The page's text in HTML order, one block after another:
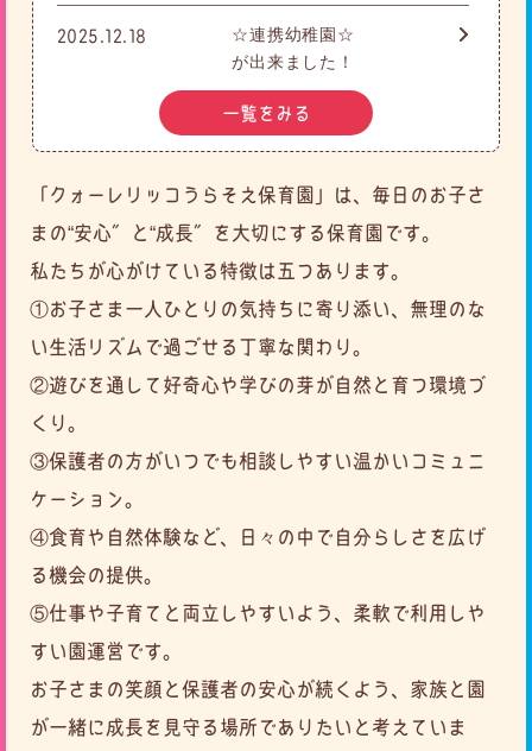
2025.12.18
☆連携幼稚園☆
が出来ました！
一覧をみる
「クォーレリッコうらそえ保育園」は、毎日のお子さ
まの“安心”と“成長”を大切にする保育園です。
私たちが心がけている特徴は五つあります。
①お子さま一人ひとりの気持ちに寄り添い、無理のな
い生活リズムで過ごせる丁寧な関わり。
②遊びを通して好奇心や学びの芽が自然と育つ環境づ
くり。
③保護者の方がいつでも相談しやすい温かいコミュニ
ケーション。
④食育や自然体験など、日々の中で自分らしさを広げ
る機会の提供。
⑤仕事や子育てと両立しやすいよう、柔軟で利用しや
すい園運営です。
お子さまの笑顔と保護者の安心が続くよう、家族と園
が一緒に成長を見守る場所でありたいと考えていま